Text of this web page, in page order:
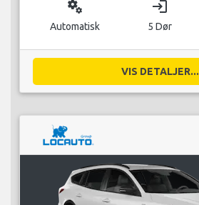
miscellaneous_services
Automatisk
login
5 Dør
VIS DETALJER...